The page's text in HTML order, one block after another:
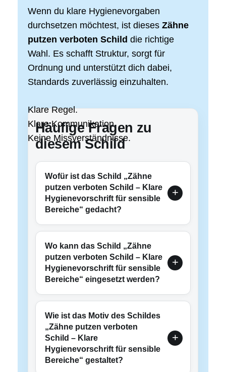
Wenn du klare Hygienevorgaben
durchsetzen möchtest, ist dieses Zähne
putzen verboten Schild die richtige
Wahl. Es schafft Struktur, sorgt für
Ordnung und unterstützt dich dabei,
Standards zuverlässig einzuhalten.
Klare Regel.
Klare Kommunikation.
Keine Missverständnisse.
Häufige Fragen zu
diesem Schild
Wofür ist das Schild „Zähne
putzen verboten Schild – Klare
Hygienevorschrift für sensible
Bereiche“ gedacht?
Wo kann das Schild „Zähne
putzen verboten Schild – Klare
Hygienevorschrift für sensible
Bereiche“ eingesetzt werden?
Wie ist das Motiv des Schildes
„Zähne putzen verboten
Schild – Klare
Hygienevorschrift für sensible
Bereiche“ gestaltet?